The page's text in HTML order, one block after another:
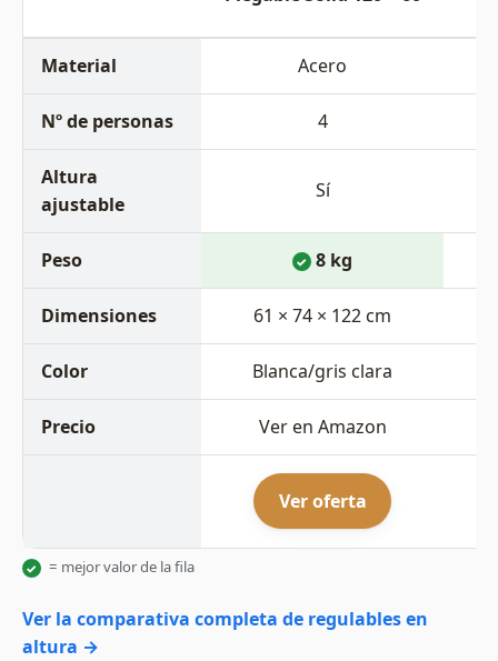
Material Acero
Nº de personas 4
Altura
ajustable
Sí
Peso ✓ 8 kg
Dimensiones 61 × 74 × 122 cm
Color Blanca/gris clara
Precio Ver en Amazon
Ver oferta
✓ = mejor valor de la fila
Ver la comparativa completa de regulables en
altura →